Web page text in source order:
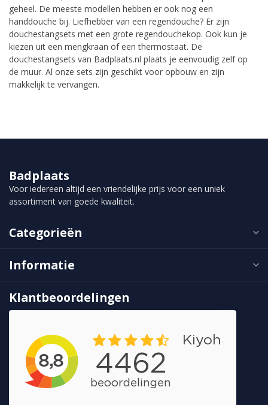
geheel. De meeste modellen hebben er ook nog een
handdouche bij. Liefhebber van een regendouche? Er zijn
douchestangsets met een grote regendouchekop. Ook kun je
kiezen uit een mengkraan of een thermostaat. De
douchestangsets van Badplaats.nl plaats je eenvoudig zelf op
de muur. Al onze sets zijn geschikt voor opbouw en zijn
makkelijk te vervangen.
Badplaats
Voor iedereen altijd een vriendelijke prijs voor een uniek
assortiment van goede kwaliteit.
Categorieën
Informatie
Klantbeoordelingen